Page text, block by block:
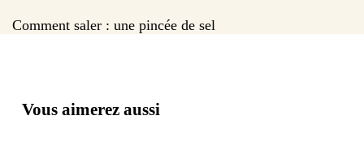
Comment saler : une pincée de sel
Vous aimerez aussi